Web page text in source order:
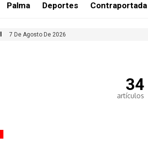
Palma Deportes Contraportada
7 De Agosto De 2026
34
artículos